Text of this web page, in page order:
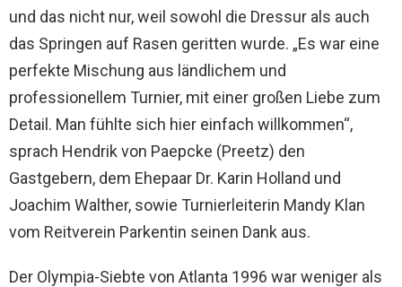
und das nicht nur, weil sowohl die Dressur als auch
das Springen auf Rasen geritten wurde. „Es war eine
perfekte Mischung aus ländlichem und
professionellem Turnier, mit einer großen Liebe zum
Detail. Man fühlte sich hier einfach willkommen“,
sprach Hendrik von Paepcke (Preetz) den
Gastgebern, dem Ehepaar Dr. Karin Holland und
Joachim Walther, sowie Turnierleiterin Mandy Klan
vom Reitverein Parkentin seinen Dank aus.
Der Olympia-Siebte von Atlanta 1996 war weniger als